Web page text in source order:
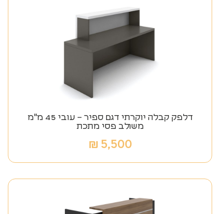
דלפק קבלה יוקרתי דגם ספיר – עובי 45 מ"מ
משולב פסי מתכת
5,500
₪